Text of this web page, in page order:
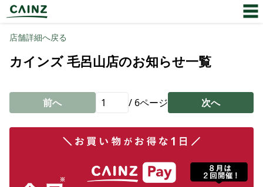
店舗詳細へ戻る
カインズ 毛呂山店のお知らせ一覧
前へ / 6ページ 次へ